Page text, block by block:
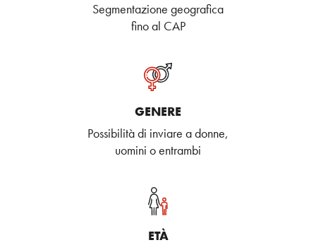
Segmentazione geografica
fino al CAP
GENERE
Possibilità di inviare a donne,
uomini o entrambi
ETÀ